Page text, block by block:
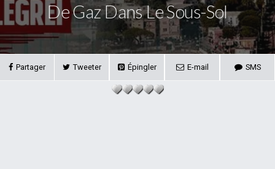
De Gaz Dans Le Sous-Sol
Partager Tweeter Épingler E-mail SMS